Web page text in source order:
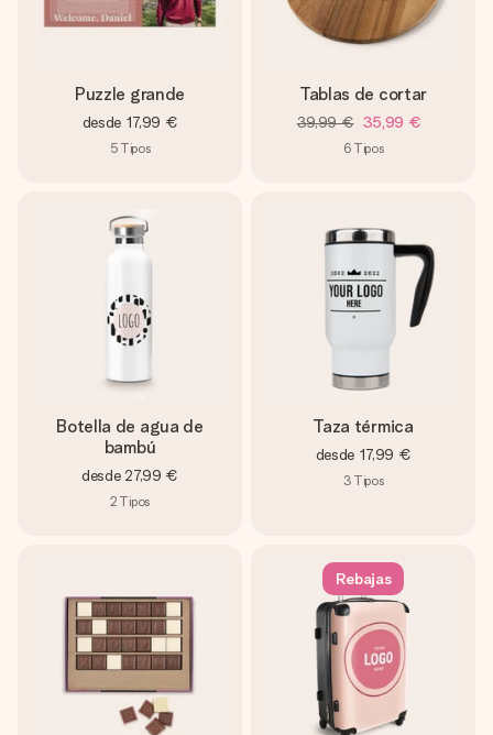
Puzzle grande
desde 17,99 €
5 Tipos
Tablas de cortar
39,99 € 35,99 €
6 Tipos
Botella de agua de
bambú
desde 27,99 €
2 Tipos
Taza térmica
desde 17,99 €
3 Tipos
Rebajas